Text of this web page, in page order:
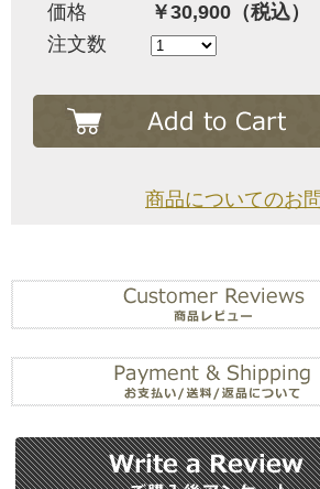
価格
￥30,900（税込）
注文数
商品についてのお